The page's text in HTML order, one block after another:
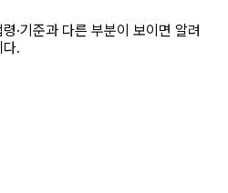
·기준과 다른 부분이 보이면 알려
.